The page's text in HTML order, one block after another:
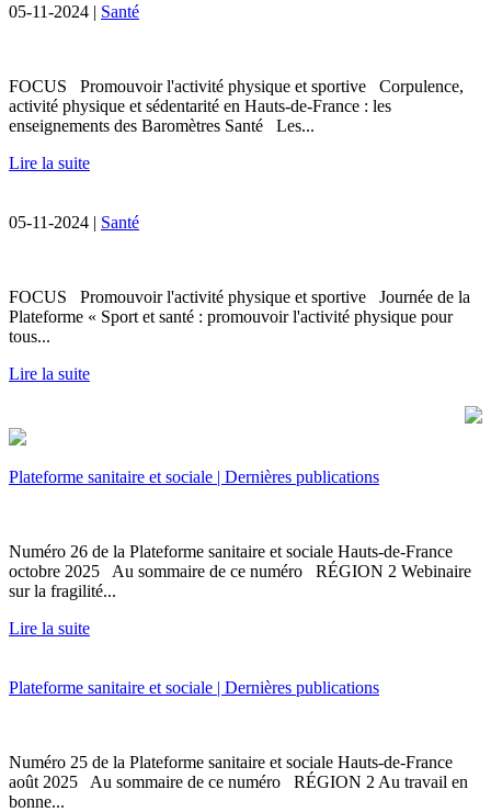
05-11-2024 | Santé
FOCUS Promouvoir l'activité physique et sportive Corpulence,
activité physique et sédentarité en Hauts-de-France : les
enseignements des Baromètres Santé Les...
Lire la suite
05-11-2024 | Santé
FOCUS Promouvoir l'activité physique et sportive Journée de la
Plateforme « Sport et santé : promouvoir l'activité physique pour
tous...
Lire la suite
Plateforme sanitaire et sociale | Dernières publications
Numéro 26 de la Plateforme sanitaire et sociale Hauts-de-France
octobre 2025 Au sommaire de ce numéro RÉGION 2 Webinaire
sur la fragilité...
Lire la suite
Plateforme sanitaire et sociale | Dernières publications
Numéro 25 de la Plateforme sanitaire et sociale Hauts-de-France
août 2025 Au sommaire de ce numéro RÉGION 2 Au travail en
bonne...